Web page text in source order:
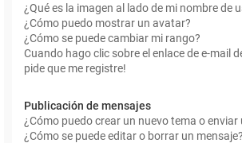
¿Qué es la imagen al lado de mi nombre de
¿Cómo puedo mostrar un avatar?
¿Cómo se puede cambiar mi rango?
Cuando hago clic sobre el enlace de e-mail
pide que me registre!
Publicación de mensajes
¿Cómo puedo crear un nuevo tema o enviar
¿Cómo se puede editar o borrar un mensaje?